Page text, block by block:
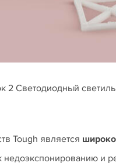
2 Светодиодный
Tough является
недоэкспонированию и